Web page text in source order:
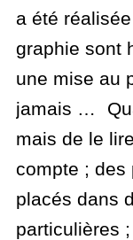
a été
graphie sont
une mise au
jamais …
mais de le
compte ; des
placés dans
particulières